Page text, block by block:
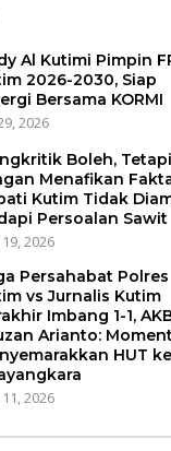
Al Kutimi Pimpin
2026-2030, Siap
Bersama KORMI
2026
Boleh, Tetapi
Menafikan
Kutim Tidak
Persoalan Sawit
2026
Persahabat Polres
vs Jurnalis Kutim
Imbang 1-1,
Arianto:
HUT
2026